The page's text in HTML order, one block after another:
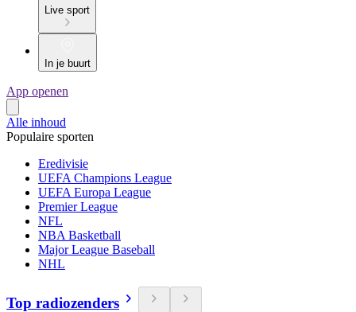
Live sport
In je buurt
App openen
Alle inhoud
Populaire sporten
Eredivisie
UEFA Champions League
UEFA Europa League
Premier League
NFL
NBA Basketball
Major League Baseball
NHL
Top radiozenders